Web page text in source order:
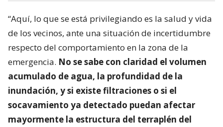
“Aquí, lo que se está privilegiando es la salud y vida
de los vecinos, ante una situación de incertidumbre
respecto del comportamiento en la zona de la
emergencia. No se sabe con claridad el volumen
acumulado de agua, la profundidad de la
inundación, y si existe filtraciones o si el
socavamiento ya detectado puedan afectar
mayormente la estructura del terraplén del